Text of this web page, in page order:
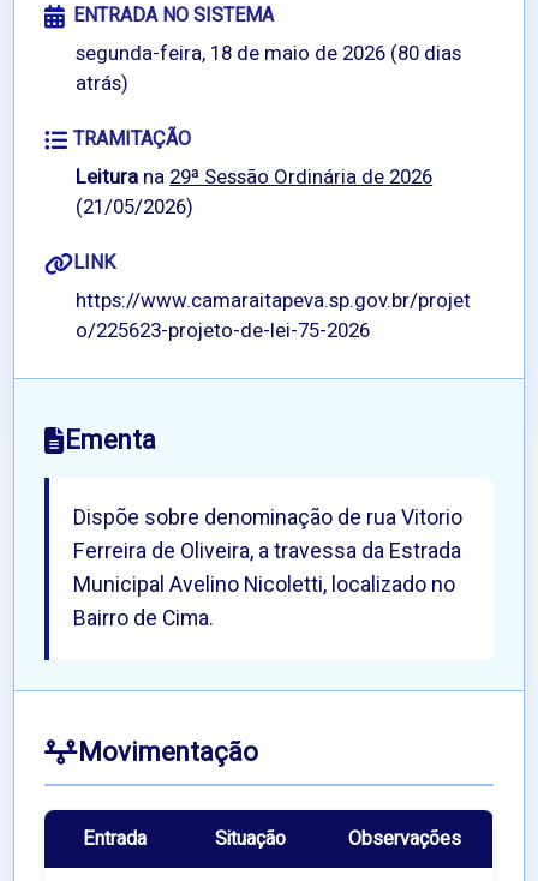
ENTRADA NO SISTEMA
segunda-feira, 18 de maio de 2026 (80 dias
atrás)
TRAMITAÇÃO
Leitura na29ª Sessão Ordinária de 2026
(21/05/2026)
LINK
https://www.camaraitapeva.sp.gov.br/projet
o/225623-projeto-de-lei-75-2026
Ementa
Dispõe sobre denominação de rua Vitorio
Ferreira de Oliveira, a travessa da Estrada
Municipal Avelino Nicoletti, localizado no
Bairro de Cima.
Movimentação
Entrada Situação Observações